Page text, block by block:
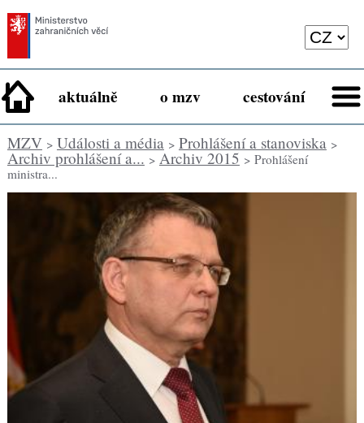
aktuálně o mzv cestování
MZV> Události a média> Prohlášení a stanoviska>
Archiv prohlášení a... > Archiv 2015 > Prohlášení
ministra...